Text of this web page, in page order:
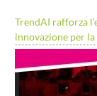
TrendAI rafforza
innovazione per